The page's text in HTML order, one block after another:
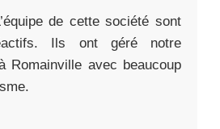
de cette société sont
Ils ont géré notre
Romainville avec beaucoup